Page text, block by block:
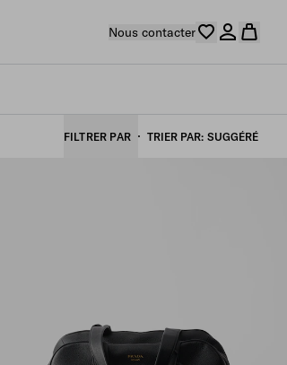
Nous contacter
FILTRER PAR TRIER PAR SUGGÉRÉ